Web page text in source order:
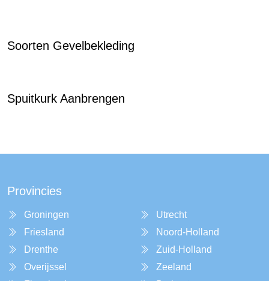
Soorten Gevelbekleding
Spuitkurk Aanbrengen
Provincies
Groningen
Friesland
Drenthe
Overijssel
Utrecht
Noord-Holland
Zuid-Holland
Zeeland